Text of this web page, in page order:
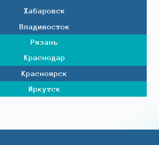
Хабаровск
Владивосток
Рязань
Краснодар
Красноярск
Иркутск